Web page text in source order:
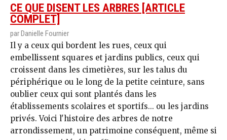
CE QUE DISENT LES ARBRES [ARTICLE
COMPLET]
par Danielle Fournier
Il y a ceux qui bordent les rues, ceux qui
embellissent squares et jardins publics, ceux qui
croissent dans les cimetières, sur les talus du
périphérique ou le long de la petite ceinture, sans
oublier ceux qui sont plantés dans les
établissements scolaires et sportifs... ou les jardins
privés. Voici l'histoire des arbres de notre
arrondissement, un patrimoine conséquent, même si